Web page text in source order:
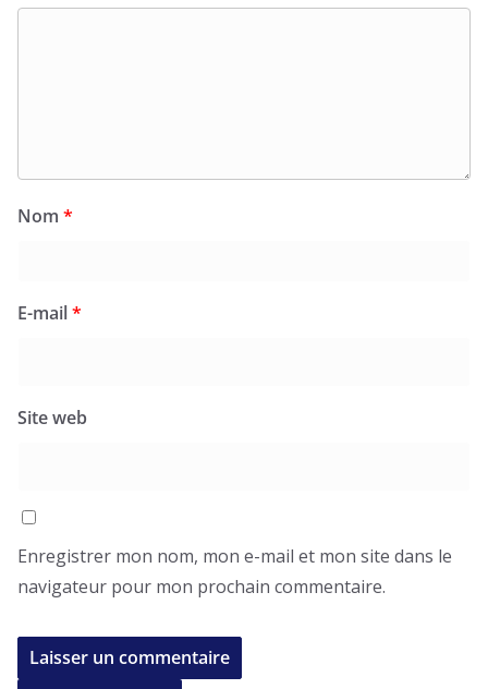
Nom *
E-mail*
Site web
Enregistrer mon nom, mon e-mail et mon site dans le
navigateur pour mon prochain commentaire.